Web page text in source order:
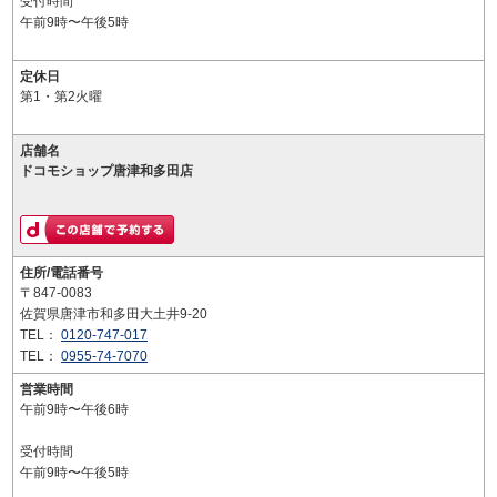
午前9時〜午後5時
定休日
第1・第2火曜
店舗名
ドコモショップ唐津和多田店
住所/電話番号
〒847-0083
佐賀県唐津市和多田大土井9-20
TEL： 0120-747-017
TEL： 0955-74-7070
営業時間
午前9時〜午後6時
受付時間
午前9時〜午後5時